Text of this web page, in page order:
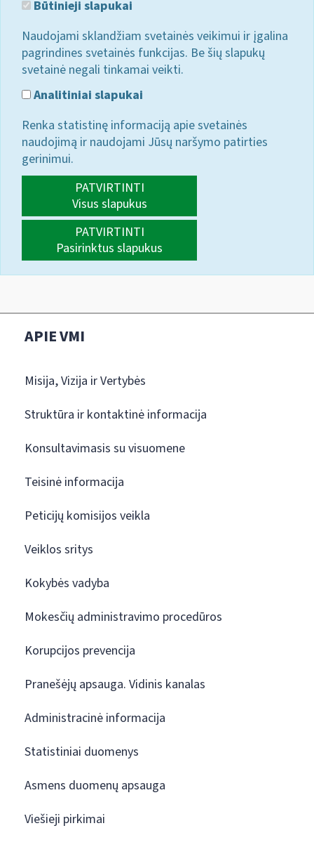
Būtinieji slapukai
Naudojami sklandžiam svetainės veikimui ir įgalina
pagrindines svetainės funkcijas. Be šių slapukų
svetainė negali tinkamai veikti.
Analitiniai slapukai
Renka statistinę informaciją apie svetainės
naudojimą ir naudojami Jūsų naršymo patirties
gerinimui.
PATVIRTINTI
Visus slapukus
PATVIRTINTI
Pasirinktus slapukus
APIE VMI
Misija, Vizija ir Vertybės
Struktūra ir kontaktinė informacija
Konsultavimasis su visuomene
Teisinė informacija
Peticijų komisijos veikla
Veiklos sritys
Kokybės vadyba
Mokesčių administravimo procedūros
Korupcijos prevencija
Pranešėjų apsauga. Vidinis kanalas
Administracinė informacija
Statistiniai duomenys
Asmens duomenų apsauga
Viešieji pirkimai